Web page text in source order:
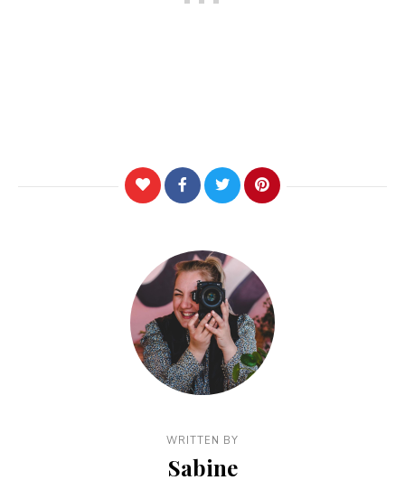
WRITTEN BY
Sabine